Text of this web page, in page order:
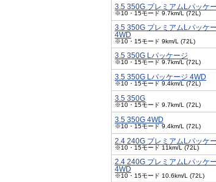
3.5 350G プレミアムLパッケ
※10・15モード 9.7km/L (72L)
3.5 350G プレミアムLパッケ
4WD
※10・15モード 9km/L (72L)
3.5 350G Lパッケージ
※10・15モード 9.7km/L (72L)
3.5 350G Lパッケージ 4WD
※10・15モード 9.4km/L (72L)
3.5 350G
※10・15モード 9.7km/L (72L)
3.5 350G 4WD
※10・15モード 9.4km/L (72L)
2.4 240G プレミアムLパッケ
※10・15モード 11km/L (72L)
2.4 240G プレミアムLパッケ
4WD
※10・15モード 10.6km/L (72L)